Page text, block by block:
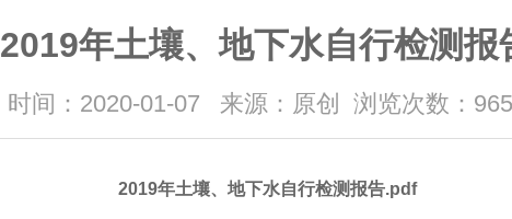
2019年土壤、地下水自行检测报
时间：2020-01-07 来源：原创 浏览次数：
2019年土壤、地下水自行检测报告.pdf